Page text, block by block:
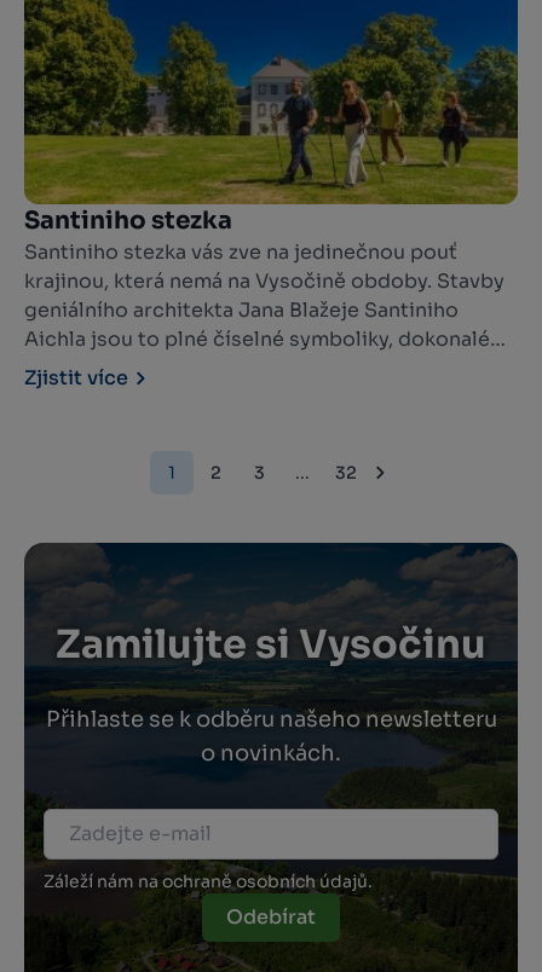
2026 při zahájení festivalu KoresponDance.
Santiniho stezka
Santiniho stezka vás zve na jedinečnou pouť
krajinou, která nemá na Vysočině obdoby. Stavby
geniálního architekta Jana Blažeje Santiniho
Aichla jsou to plné číselné symboliky, dokonalé
geometrie a neopakovatelné duchovní atmosféry,
která vás okamžitě vtáhne.
Zjistit více
1 2 3 ... 32
Zamilujte si Vysočinu
Přihlaste se k odběru našeho newsletteru
o novinkách.
Záleží nám na ochraně osobních údajů.
Odebírat